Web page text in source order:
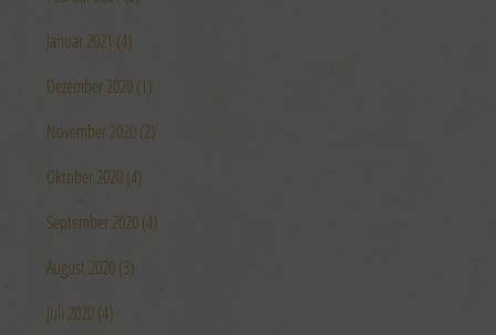
Januar 2021 (4)
Dezember 2020 (1)
November 2020 (2)
Oktober 2020 (4)
September 2020 (4)
August 2020 (3)
Juli 2020 (4)